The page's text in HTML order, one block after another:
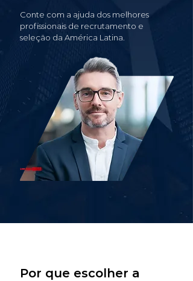
Conte com a ajuda dos melhores
profissionais de recrutamento e
seleção da América Latina.
Por que escolher a